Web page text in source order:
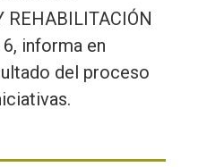
REHABILITACIÓN
informa en
del proceso